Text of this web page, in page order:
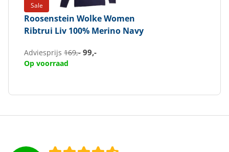
Sale
Roosenstein WolkeWomen
Ribtrui Liv 100% Merino Navy
Adviesprijs 169,- 99,-
Op voorraad